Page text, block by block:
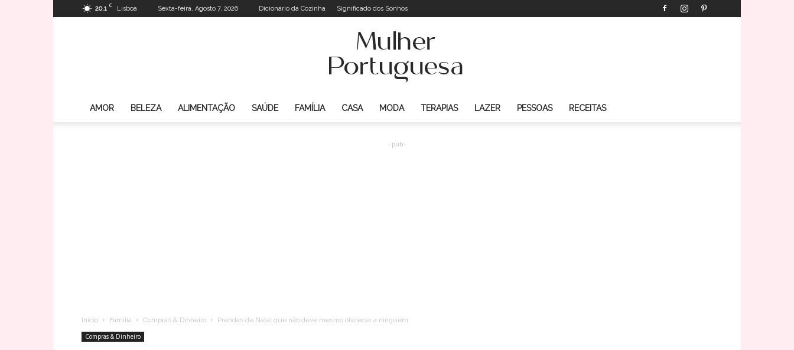
20.1 C Lisboa Sexta-feira, Agosto 7, 2026 Dicionário da Cozinha Significado dos Sonhos
AMOR BELEZA ALIMENTAÇÃO SAÚDE FAMÍLIA CASA MODA TERAPIAS LAZER PESSOAS RECEITAS
- pub -
Inicio Família Compras & Dinheiro
Prendas de Natal que não deve mesmo oferecer a ninguém
Compras & Dinheiro